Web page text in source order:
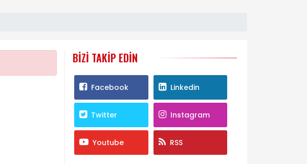
BIZI TAKIP EDIN
Facebook Linkedin
Twitter Instagram
Youtube RSS